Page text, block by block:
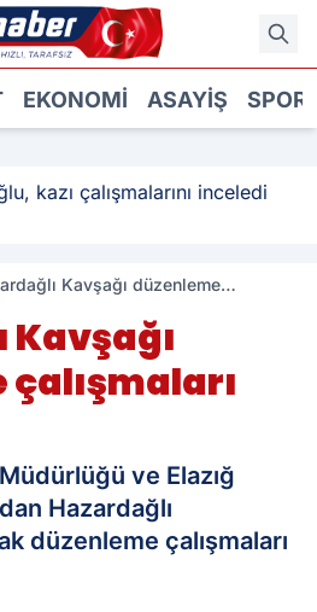
EKONOMI ASAYIŞ SPOR
kazı çalışmalarını inceledi
Kavşağı düzenleme
Kavşağı
ve Elazığ
Hazardağlı
düzenleme çalışmaları